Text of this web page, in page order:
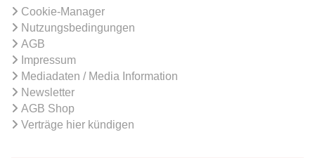
Cookie-Manager
Nutzungsbedingungen
AGB
Impressum
Mediadaten / Media Information
Newsletter
AGB Shop
Verträge hier kündigen